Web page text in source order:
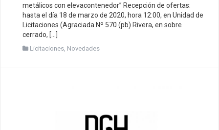
metálicos con elevacontenedor” Recepción de ofertas:
hasta el día 18 de marzo de 2020, hora 12:00, en Unidad de
Licitaciones (Agraciada Nº 570 (pb) Rivera, en sobre
cerrado, […]
Licitaciones Novedades